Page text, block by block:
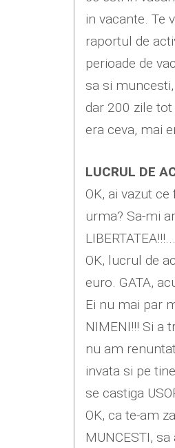
in vacante. Te
raportul de
perioade de
sa si
dar 200 zile
era ceva, mai
LUCRUL DE
OK, ai vazut
urma? Sa-mi
OK, lucrul de
euro. GATA,
Ei nu mai par
NIMENI!!! Si a
nu am
invata si pe
se castiga
OK, ca te-am
MUNCESTI,